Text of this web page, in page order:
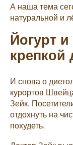
А наша тема
натуральной и
Йогурт
крепкой
И снова о
курортов
Зейк.
отдохнуть на
похудеть.